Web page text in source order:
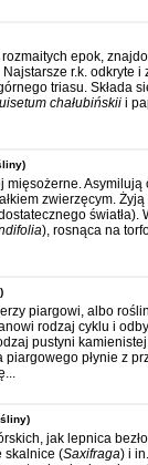
epok,
Najstarsze r.k.
triasu. Składa
chałubińskii i
mięsożerne.
zwierzęcym.
), rosnąca na
piargowi, albo
rodzaj cyklu i
pustyni
piargowego płynie z
jak lepnica
skalnice (Saxifraga) i